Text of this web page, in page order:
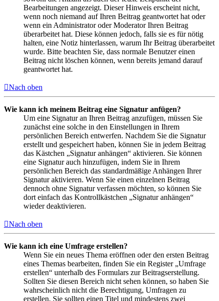
Bearbeitungen angezeigt. Dieser Hinweis erscheint nicht,
wenn noch niemand auf Ihren Beitrag geantwortet hat oder
wenn ein Administrator oder Moderator Ihren Beitrag
überarbeitet hat. Diese können jedoch, falls sie es für nötig
halten, eine Notiz hinterlassen, warum Ihr Beitrag überarbeitet
wurde. Bitte beachten Sie, dass normale Benutzer einen
Beitrag nicht löschen können, wenn bereits jemand darauf
geantwortet hat.
Nach oben
Wie kann ich meinem Beitrag eine Signatur anfügen?
Um eine Signatur an Ihren Beitrag anzufügen, müssen Sie
zunächst eine solche in den Einstellungen in Ihrem
persönlichen Bereich entwerfen. Nachdem Sie die Signatur
erstellt und gespeichert haben, können Sie in jedem Beitrag
das Kästchen „Signatur anhängen“ aktivieren. Sie können
eine Signatur auch hinzufügen, indem Sie in Ihrem
persönlichen Bereich das standardmäßige Anhängen Ihrer
Signatur aktivieren. Wenn Sie einen einzelnen Beitrag
dennoch ohne Signatur verfassen möchten, so können Sie
dort einfach das Kontrollkästchen „Signatur anhängen“
wieder deaktivieren.
Nach oben
Wie kann ich eine Umfrage erstellen?
Wenn Sie ein neues Thema eröffnen oder den ersten Beitrag
eines Themas bearbeiten, finden Sie ein Register „Umfrage
erstellen“ unterhalb des Formulars zur Beitragserstellung.
Sollten Sie diesen Bereich nicht sehen können, so haben Sie
wahrscheinlich nicht die Berechtigung, Umfragen zu
erstellen. Sie sollten einen Titel und mindestens zwei